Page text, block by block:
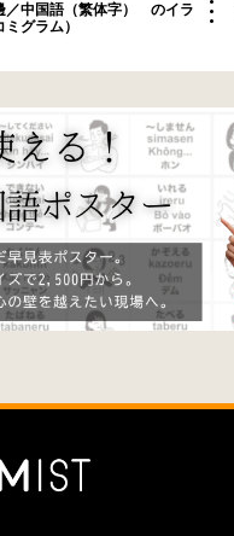
／中国語（繁体字） のイラ
ミグラム）